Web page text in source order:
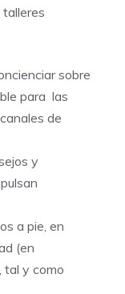
talleres
sobre
para las
de
y
a pie, en
(en
tal y como